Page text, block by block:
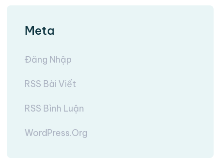
Meta
Đăng Nhập
RSS Bài Viết
RSS Bình Luận
WordPress.org